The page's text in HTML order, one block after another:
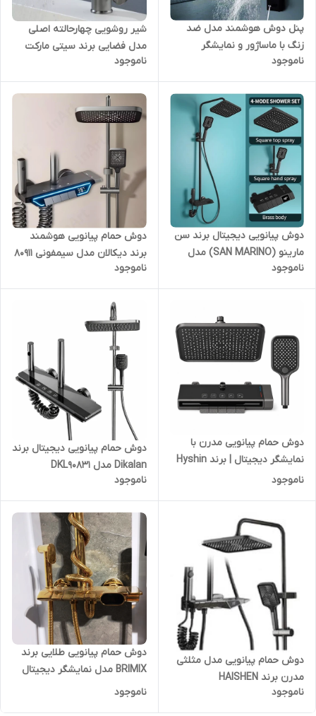
پنل دوش هوشمند مدل ضد
زنگ با ماساژور و نمایشگر
دیجیتال برند PING تمام استیل
ناموجود
شیر روشویی چهارحالته اصلی
مدل فضایی برند سیتی مارکت
(City Market)
ناموجود
دوش پیانویی دیجیتال برند سن
مارینو (SAN MARINO) مدل
SM-4D
ناموجود
دوش حمام پیانویی هوشمند
برند دیکالان مدل سیمفونی 80911
رنگ دلفینی
ناموجود
دوش حمام پیانویی مدرن با
نمایشگر دیجیتال | برند Hyshin
مدل X-Piano Pro
ناموجود
دوش حمام پیانویی دیجیتال برند
Dikalan مدل DKL90831
ناموجود
دوش حمام پیانویی مدل مثلثی
مدرن برند HAISHEN
ناموجود
دوش حمام پیانویی طلایی برند
BRIMIX مدل نمایشگر دیجیتال
ناموجود